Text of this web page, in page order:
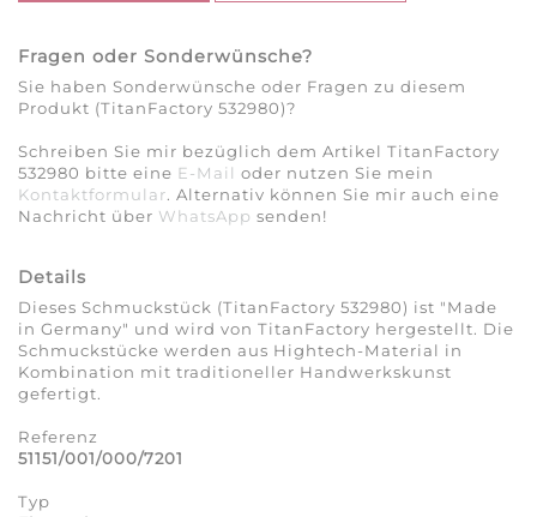
Fragen oder Sonderwünsche?
Sie haben Sonderwünsche oder Fragen zu diesem
Produkt (TitanFactory 532980)?
Schreiben Sie mir bezüglich dem Artikel TitanFactory
532980 bitte eine E-Mail oder nutzen Sie mein
Kontaktformular. Alternativ können Sie mir auch eine
Nachricht über WhatsApp senden!
Details
Dieses Schmuckstück (TitanFactory 532980) ist "Made
in Germany" und wird von TitanFactory hergestellt. Die
Schmuckstücke werden aus Hightech-Material in
Kombination mit traditioneller Handwerkskunst
gefertigt.
Referenz
51151/001/000/7201
Typ